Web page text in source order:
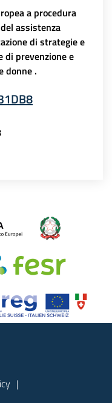
a procedura
assistenza
di strategie e
di prevenzione e
donne .